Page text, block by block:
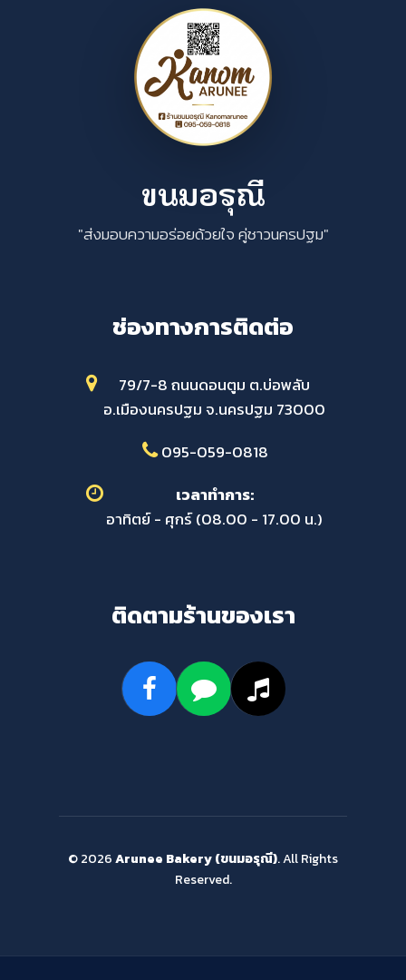
ขนมอรุณี
"ส่งมอบความอร่อยด้วยใจ คู่ชาวนครปฐม"
ช่องทางการติดต่อ
79/7-8 ถนนดอนตูม ต.บ่อพลับ
อ.เมืองนครปฐม จ.นครปฐม 73000
095-059-0818
เวลาทำการ:
อาทิตย์ - ศุกร์ (08.00 - 17.00 น.)
ติดตามร้านของเรา
© 2026Arunee Bakery (ขนมอรุณี). All Rights
Reserved.